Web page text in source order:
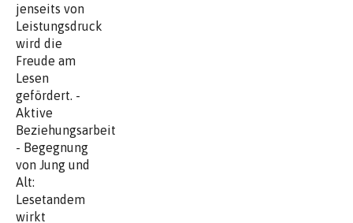
jenseits von
Leistungsdruck
wird die
Freude am
Lesen
gefördert. -
Aktive
Beziehungsarbeit
- Begegnung
von Jung und
Alt:
Lesetandem
wirkt